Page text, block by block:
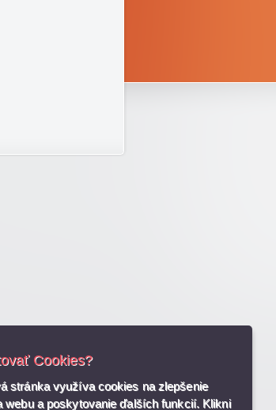
Cookies?
stránka využíva cookies na zlepšenie
webu a poskytovanie ďalších funkcií. Klikni